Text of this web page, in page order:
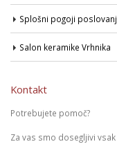
Splošni pogoji
Salon keramike Vrhnika
Kontakt
Potrebujete pomoč?
Za vas smo dosegljivi